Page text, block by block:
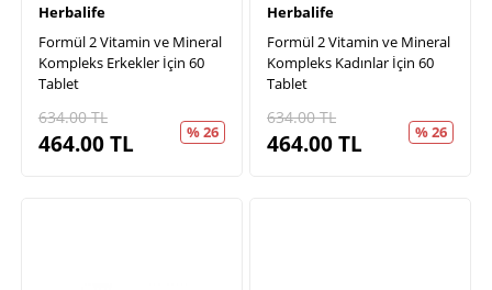
Herbalife
Formül 2 Vitamin ve Mineral
Kompleks Erkekler İçin 60
Tablet
634.00TL
464.00TL % 26
Herbalife
Formül 2 Vitamin ve Mineral
Kompleks Kadınlar İçin 60
Tablet
634.00TL
464.00TL % 26